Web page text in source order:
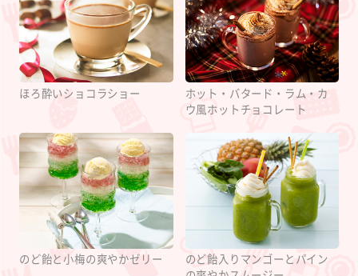
ほろ酔いショコラショー
ホット・バタード・ラム・カ
ウ風ホットチョコレート
のど飴と小梅の爽やかゼリー
のど飴入りマンゴーとパイン